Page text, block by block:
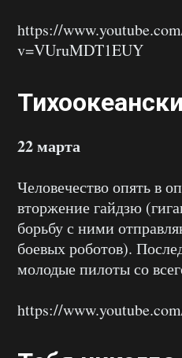
https://
v=VUruMDT1EUY
22 марта
Человечество опять в
вторжение гайдзю
борьбу с ними
боевых роботов).
молодые пилоты со
https://